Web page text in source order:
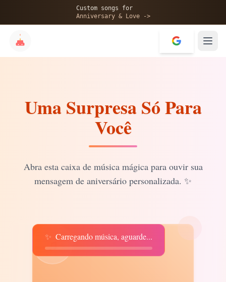
Custom songs for
Anniversary & Love ->
Uma Surpresa Só Para
Você
Abra esta caixa de música mágica para ouvir sua
mensagem de aniversário personalizada. ✨
♫
✨ Carregando música, aguarde...